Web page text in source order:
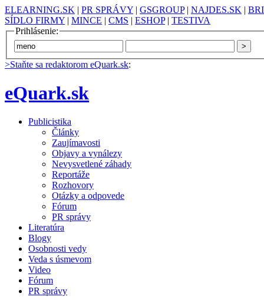
ELEARNING.SK | PR SPRÁVY | GSGROUP| NAJDES.SK |
SÍDLO FIRMY | MINCE | CMS | ESHOP| TESTIVA
Prihlásenie:
>Staňte sa redaktorom eQuark.sk:
eQuark.sk
Publicistika
Články
Zaujímavosti
Objavy a vynálezy
Nevysvetlené záhady
Reportáže
Rozhovory
Otázky a odpovede
Fórum
PR správy
Literatúra
Blogy
Osobnosti vedy
Veda s úsmevom
Video
Fórum
PR správy